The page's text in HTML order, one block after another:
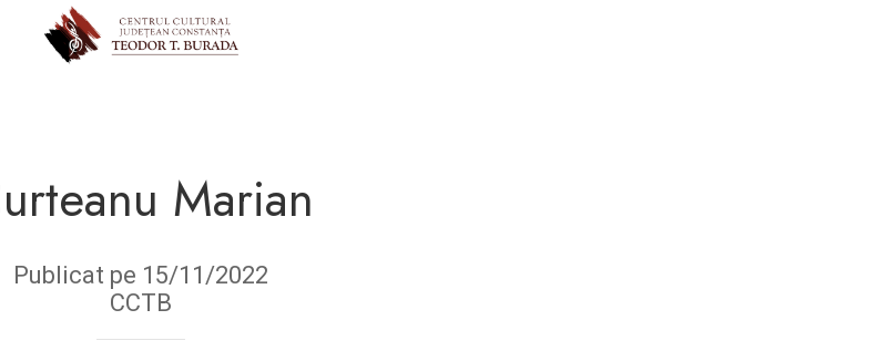
Marian
Publicat pe 15/11/2022
CCTB